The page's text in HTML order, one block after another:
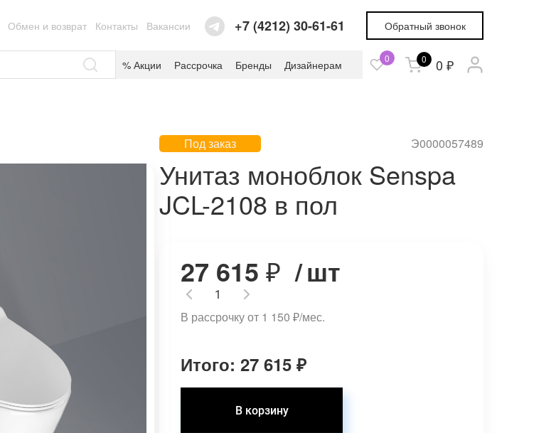
Обмен и возврат Контакты Вакансии +7 (4212) 30-61-61 Обратный звонок
% Акции Рассрочка Бренды Дизайнерам 0 0 0 ₽
Под заказ Э0000057489
Унитаз моноблок Senspa
JCL-2108 в пол
27 615 ₽ /шт
В рассрочку от 1 150 ₽/мес.
Итого: 27 615 ₽